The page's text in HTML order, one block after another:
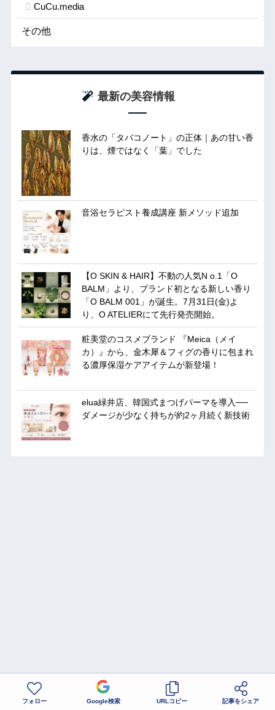
CuCu.media
その他
最新の美容情報
香水の「タバコノート」の正体｜あの甘い香
りは、煙ではなく「葉」でした
音浴セラピスト養成講座 新メソッド追加
【O SKIN & HAIR】不動の人気N o.1「O
BALM」より、ブランド初となる新しい香り
「O BALM 001」が誕生。7月31日(金)よ
り、O ATELIERにて先行発売開始。
粧美堂のコスメブランド 『Meica（メイ
カ）』から、金木犀＆フィグの香りに包まれ
る濃厚保湿ケアアイテムが新登場！
elua緑井店、韓国式まつげパーマを導入──
ダメージが少なく持ちが約2ヶ月続く新技術
フォロー Google検索 URLコピー 記事をシェア